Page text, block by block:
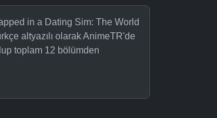
in a Dating Sim: The World
altyazılı olarak AnimeTR'de
toplam 12 bölümden